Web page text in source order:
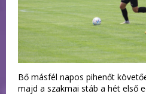
Bő másfél napos pihenőt
majd a szakmai stáb a hét első